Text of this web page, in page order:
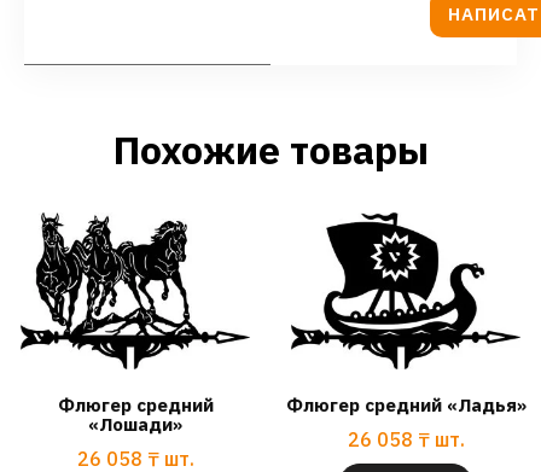
Похожие товары
Флюгер средний
«Лошади»
26 058 ₸ шт.
Флюгер средний «Ладья»
26 058 ₸ шт.